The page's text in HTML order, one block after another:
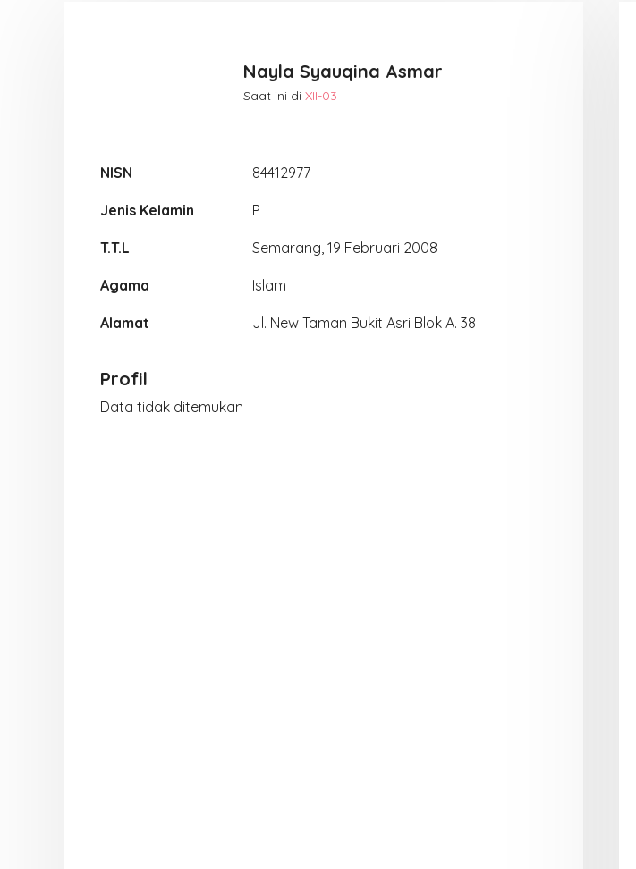
Nayla Syauqina Asmar
Saat ini di XII-03
NISN 84412977
Jenis Kelamin P
T.T.L Semarang, 19 Februari 2008
Agama Islam
Alamat Jl. New Taman Bukit Asri Blok A. 38
Profil
Data tidak ditemukan